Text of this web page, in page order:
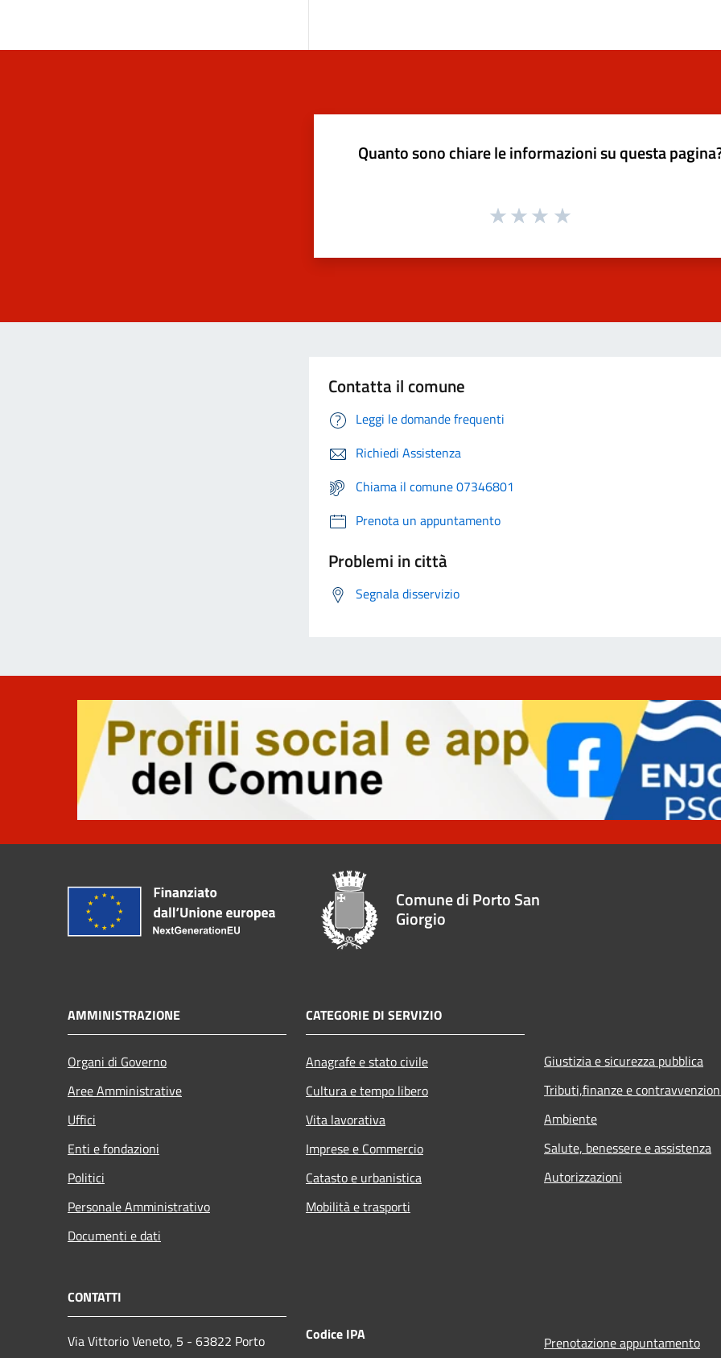
Quanto sono chiare le informazioni su questa
Contatta il comune
Leggi le domande frequenti
Richiedi Assistenza
Chiama il comune 07346801
Prenota un appuntamento
Problemi in città
Segnala disservizio
Comune di Porto San
Giorgio
AMMINISTRAZIONE
Organi di Governo
Aree Amministrative
Uffici
Enti e fondazioni
Politici
Personale Amministrativo
Documenti e dati
CATEGORIE DI SERVIZIO
Anagrafe e stato civile
Cultura e tempo libero
Vita lavorativa
Imprese e Commercio
Catasto e urbanistica
Mobilità e trasporti
Giustizia e sicurezza pubblica
Tributi,finanze e
Ambiente
Salute, benessere e assistenza
Autorizzazioni
CONTATTI
Via Vittorio Veneto, 5 - 63822 Porto
Codice IPA Prenotazione appuntamento